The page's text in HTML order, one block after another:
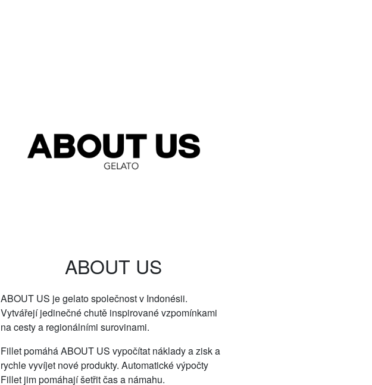
ABOUT US
ABOUT US je gelato společnost v Indonésii.
Vytvářejí jedinečné chutě inspirované vzpomínkami
na cesty a regionálními surovinami.
Fillet pomáhá ABOUT US vypočítat náklady a zisk a
rychle vyvíjet nové produkty. Automatické výpočty
Fillet jim pomáhají šetřit čas a námahu.